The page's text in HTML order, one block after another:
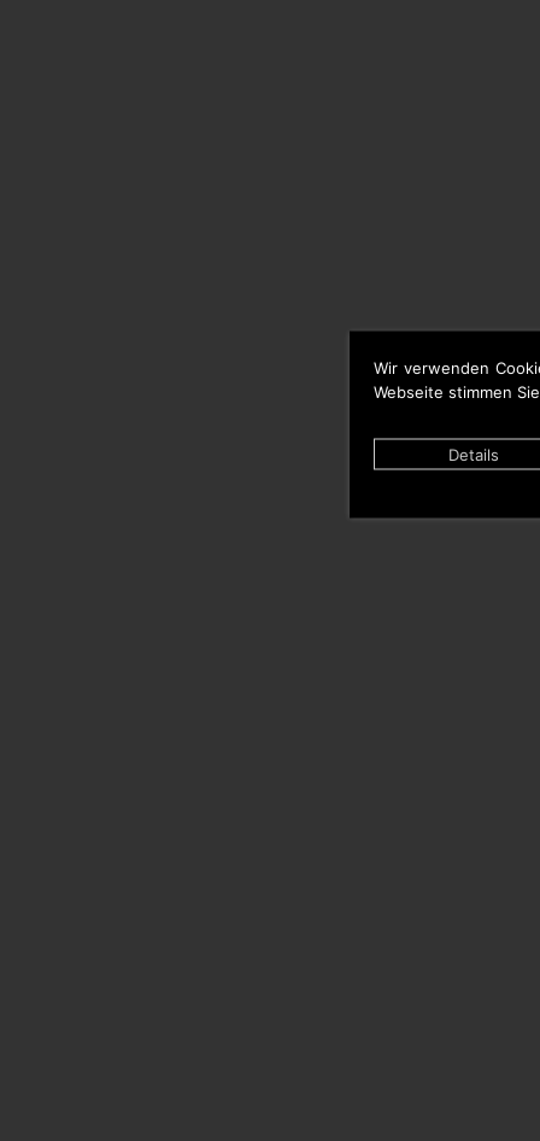
Wir verwenden
Webseite stimmen
Details